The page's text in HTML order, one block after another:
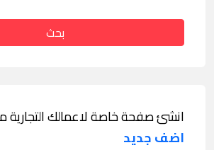
بحث
انشئ صفحة خاصة لاعمالك التجارية
اضف جديد